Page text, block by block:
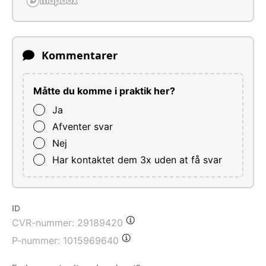
Kommentarer
Måtte du komme i praktik her?
Ja
Afventer svar
Nej
Har kontaktet dem 3x uden at få svar
ID
CVR-nummer: 29189420
P-nummer: 1015969640